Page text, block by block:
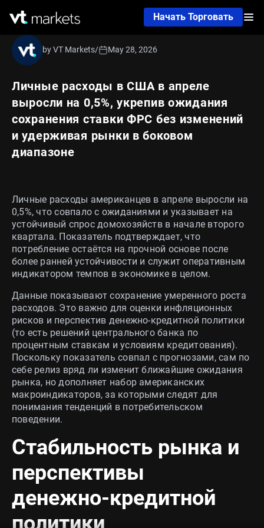
Начать Торговать
Личные расходы в США в апреле
выросли на 0,5%, укрепив ожидания
сохранения ставки ФРС без изменений
и удерживая рынки в боковом
диапазоне
by VT Markets/ May 28, 2026
Личные расходы американцев в апреле выросли на
0,5%, что совпало с ожиданиями и указывает на
устойчивый спрос домохозяйств в начале второго
квартала. Показатель подтверждает, что
потребление остаётся на прочной основе после
более ранней устойчивости и служит оперативным
индикатором темпов в экономике в целом.
Данные показывают сохранение умеренного роста
расходов. Это важно для оценки инфляционных
рисков и перспектив денежно‑кредитной политики
(то есть решений центрального банка по
процентным ставкам и условиям кредитования).
Поскольку показатель совпал с прогнозами, сам по
себе релиз вряд ли изменит ближайшие ожидания
рынка, но дополняет набор американских
макроиндикаторов, за которыми следят для
понимания тенденций в потребительском
поведении.
Стабильность рынка и
перспективы
денежно‑кредитной